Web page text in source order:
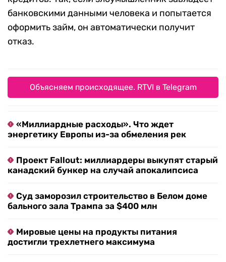
банковскими данными человека и попытается
оформить займ, он автоматически получит
отказ.
Объясняем происходящее. RTVI в Telegram
«Миллиардные расходы». Что ждет
энергетику Европы из-за обмеления рек
Проект Fallout: миллиардеры выкупят старый
канадский бункер на случай апокалипсиса
Суд заморозил строительство в Белом доме
бального зала Трампа за $400 млн
Мировые цены на продукты питания
достигли трехлетнего максимума